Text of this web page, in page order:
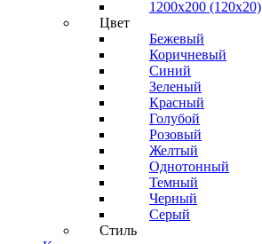
1200х200 (120x20)
Цвет
Бежевый
Коричневый
Синий
Зеленый
Красный
Голубой
Розовый
Желтый
Однотонный
Темный
Черный
Серый
Стиль